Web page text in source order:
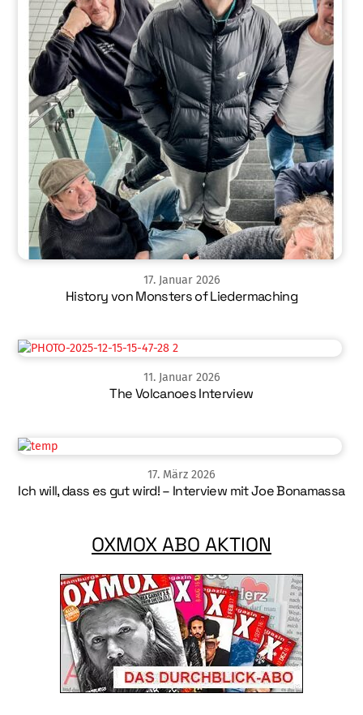
17. Januar 2026
History von Monsters of Liedermaching
11. Januar 2026
The Volcanoes Interview
17. März 2026
Ich will, dass es gut wird! – Interview mit Joe Bonamassa
OXMOX ABO AKTION